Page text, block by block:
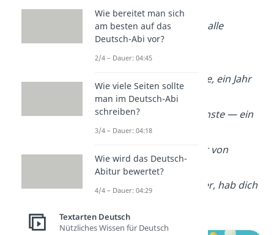
Stern,
und wir haben dich alle
unendlich gern.
Ein Tag voller Freude, ein Jahr
voller Glück,
von allem das Schönste — ein
großes Stück.
Das wünsche ich dir von
Herzen, mein Stern,
heute und für immer, hab dich
Wie bereitet man sich
am besten auf das
Deutsch-Abi vor?
2/4 – Dauer: 04:45
Wie viele Seiten sollte
man im Deutsch-Abi
schreiben?
3/4 – Dauer: 04:18
Wie wird das Deutsch-
Abitur bewertet?
4/4 – Dauer: 04:29
Textarten Deutsch
Nützliches Wissen für Deutsch